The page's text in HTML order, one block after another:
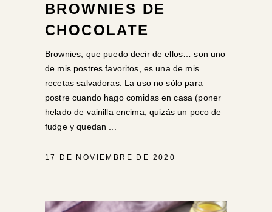
BROWNIES DE
CHOCOLATE
Brownies, que puedo decir de ellos… son uno
de mis postres favoritos, es una de mis
recetas salvadoras. La uso no sólo para
postre cuando hago comidas en casa (poner
helado de vainilla encima, quizás un poco de
fudge y quedan
17 DE NOVIEMBRE DE 2020